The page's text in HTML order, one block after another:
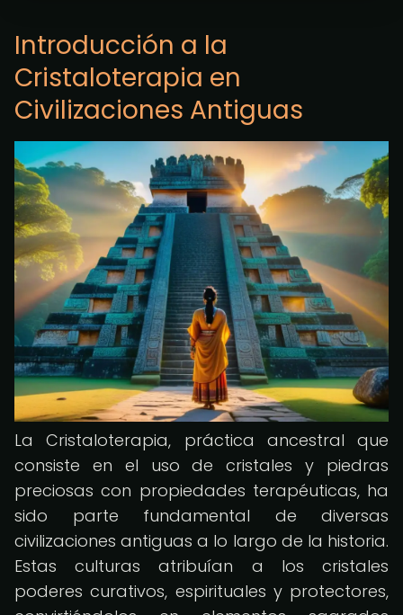
Introducción a la
Cristaloterapia en
Civilizaciones Antiguas
La Cristaloterapia, práctica ancestral que
consiste en el uso de cristales y piedras
preciosas con propiedades terapéuticas, ha
sido parte fundamental de diversas
civilizaciones antiguas a lo largo de la historia.
Estas culturas atribuían a los cristales
poderes curativos, espirituales y protectores,